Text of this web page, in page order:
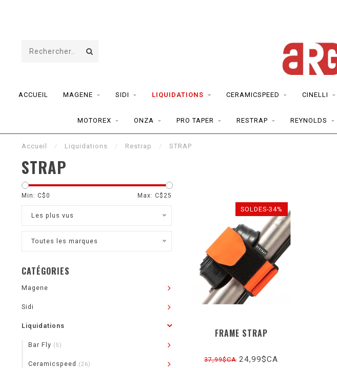
ACCUEIL MAGENE SIDI LIQUIDATIONS CERAMICSPEED CINELLI
MOTOREX ONZA PRO TAPER RESTRAP REYNOLDS
Accueil / Liquidations / Restrap / STRAP
STRAP
Min: C$0 Max: C$ 25
Les plus vus
Toutes les marques
CATÉGORIES
Magene
Sidi
Liquidations
Bar Fly (5)
Ceramicspeed (26)
SOLDES-34%
FRAME STRAP
37,99$CA24,99$CA